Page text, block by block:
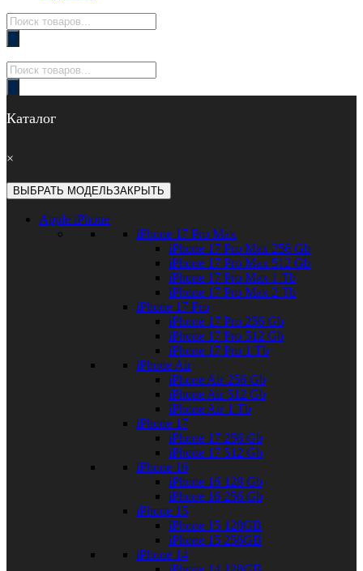
Поиск
товаров
Поиск
товаров
Каталог
×
ВЫБРАТЬ МОДЕЛЬЗАКРЫТЬ
Apple iPhone
iPhone 17 Pro Max
iPhone 17 Pro Max 256 Gb
iPhone 17 Pro Max 512 Gb
iPhone 17 Pro Max 1 Tb
iPhone 17 Pro Max 2 Tb
iPhone 17 Pro
iPhone 17 Pro 256 Gb
iPhone 17 Pro 512 Gb
iPhone 17 Pro 1 Tb
iPhone Air
iPhone Air 256 Gb
iPhone Air 512 Gb
iPhone Air 1 Tb
iPhone 17
iPhone 17 256 Gb
iPhone 17 512 Gb
iPhone 16
iPhone 16 128 Gb
iPhone 16 256 Gb
iPhone 15
iPhone 15 128GB
iPhone 15 256GB
iPhone 14